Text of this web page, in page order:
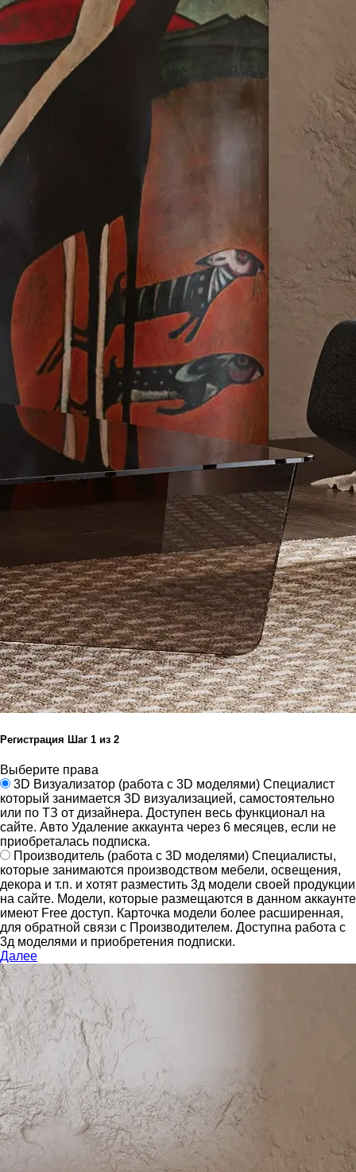
Регистрация Шаг 1 из 2
Выберите права
3D Визуализатор (работа с 3D моделями) Специалист
который занимается 3D визуализацией, самостоятельно
или по ТЗ от дизайнера. Доступен весь функционал на
сайте. Авто Удаление аккаунта через 6 месяцев, если не
приобреталась подписка.
Производитель (работа с 3D моделями) Специалисты,
которые занимаются производством мебели, освещения,
декора и т.п. и хотят разместить 3д модели своей продукции
на сайте. Модели, которые размещаются в данном аккаунте
имеют Free доступ. Карточка модели более расширенная,
для обратной связи с Производителем. Доступна работа с
3д моделями и приобретения подписки.
Далее